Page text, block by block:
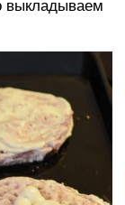
выкладываем